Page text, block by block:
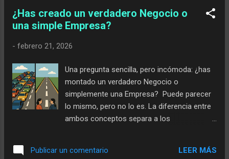
fondo de oportunidad de manera efectiva?
¿Cuáles son sus ventajas y riesgos? Vamos
Oportunidad? Un fondo de oportunidad es
aprovechar inversiones atractivas en el
momento adecuado . Puede tratarse de una
caída en los mercados, una oferta
inmobiliaria excepcional o la posibilidad de
entrar en un negocio prometedor. Su
inversor sin comprometer sus recursos
¿Has creado un verdadero Negocio o
una simple Empresa?
- febrero 21, 2026
Una pregunta sencilla, pero incómoda: ¿has
montado un verdadero Negocio o
simplemente una Empresa? Puede parecer
lo mismo, pero no lo es. La diferencia entre
ambos conceptos separa a los
se suman a la moda y terminan atrapados
Publicar un comentario LEER MÁS